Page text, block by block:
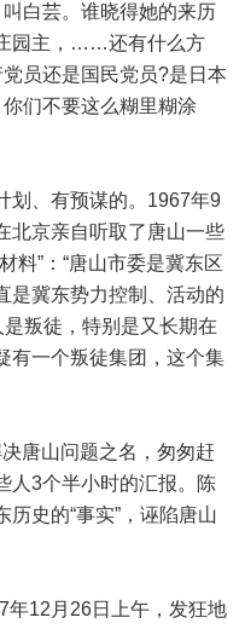
白芸。谁晓得她的来历
园主，……还有什么方
员还是国民党员?是日本
们不要这么糊里糊涂
划、有预谋的。1967年9
北京亲自听取了唐山一些
料”：“唐山市委是冀东区
是冀东势力控制、活动的
是叛徒，特别是又长期在
有一个叛徒集团，这个集
唐山问题之名，匆匆赶
人3个半小时的汇报。陈
史的“事实”，诬陷唐山
年12月26日上午，发狂地